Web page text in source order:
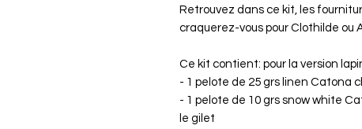
Retrouvez dans ce kit, les
craquerez-vous pour Clothilde ou
Ce kit contient: pour la version
- 1 pelote de 25 grs linen Catona
- 1 pelote de 10 grs snow white
le gilet